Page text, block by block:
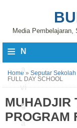
Media Pembelajaran,
≡ N
vi
g
a
Home » Seputar Sekolah
FULL DAY SCHOOL
MUHADJIR
PROGRAM